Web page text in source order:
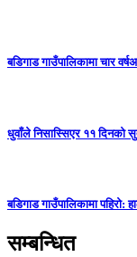
बडिगाड गाउँपालिकामा चार
धुवाँले निसास्सिएर ११ दिनको
बडिगाड गाउँपालिकामा पहिरो:
सम्बन्धित